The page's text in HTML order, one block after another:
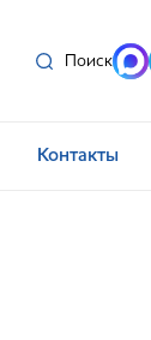
Поиск
Контакты